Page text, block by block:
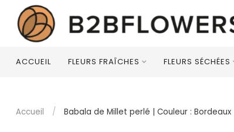
ACCUEIL FLEURS FRAÎCHES FLEURS SÉCHÉES
Accueil / Babala de Millet perlé | Couleur :